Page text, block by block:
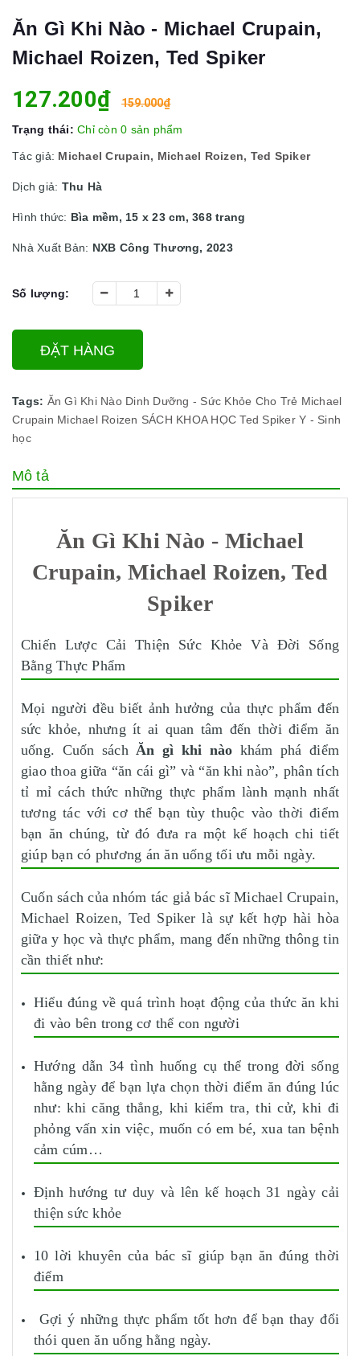
Ăn Gì Khi Nào - Michael Crupain,
Michael Roizen, Ted Spiker
127.200₫ 159.000₫
Trạng thái: Chỉ còn 0 sản phẩm
Tác giả: Michael Crupain, Michael Roizen, Ted Spiker
Dịch giả: Thu Hà
Hình thức: Bìa mềm, 15 x 23 cm, 368 trang
Nhà Xuất Bản: NXB Công Thương, 2023
Số lượng:
ĐẶT HÀNG
Tags: Ăn Gì Khi Nào Dinh Dưỡng - Sức Khỏe Cho Trẻ Michael
Crupain Michael Roizen SÁCH KHOA HỌC Ted Spiker Y - Sinh
học
Mô tả
Ăn Gì Khi Nào - Michael
Crupain, Michael Roizen, Ted
Spiker
Chiến Lược Cải Thiện Sức Khỏe Và Đời Sống
Bằng Thực Phẩm
Mọi người đều biết ảnh hưởng của thực phẩm đến
sức khỏe, nhưng ít ai quan tâm đến thời điểm ăn
uống. Cuốn sáchĂn gì khi nào khám phá điểm
giao thoa giữa “ăn cái gì” và “ăn khi nào”, phân tích
tỉ mỉ cách thức những thực phẩm lành mạnh nhất
tương tác với cơ thể bạn tùy thuộc vào thời điểm
bạn ăn chúng, từ đó đưa ra một kế hoạch chi tiết
giúp bạn có phương án ăn uống tối ưu mỗi ngày.
Cuốn sách của nhóm tác giả bác sĩ Michael Crupain,
Michael Roizen, Ted Spiker là sự kết hợp hài hòa
giữa y học và thực phẩm, mang đến những thông tin
cần thiết như:
Hiểu đúng về quá trình hoạt động của thức ăn khi
đi vào bên trong cơ thể con người
Hướng dẫn 34 tình huống cụ thể trong đời sống
hằng ngày để bạn lựa chọn thời điểm ăn đúng lúc
như: khi căng thẳng, khi kiểm tra, thi cử, khi đi
phỏng vấn xin việc, muốn có em bé, xua tan bệnh
cảm cúm…
Định hướng tư duy và lên kế hoạch 31 ngày cải
thiện sức khỏe
10 lời khuyên của bác sĩ giúp bạn ăn đúng thời
điểm
Gợi ý những thực phẩm tốt hơn để bạn thay đổi
thói quen ăn uống hằng ngày.